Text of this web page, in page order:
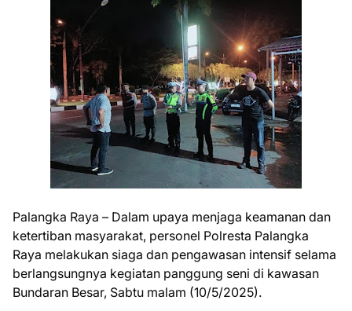
Palangka Raya – Dalam upaya menjaga keamanan dan
ketertiban masyarakat, personel Polresta Palangka
Raya melakukan siaga dan pengawasan intensif selama
berlangsungnya kegiatan panggung seni di kawasan
Bundaran Besar, Sabtu malam (10/5/2025).